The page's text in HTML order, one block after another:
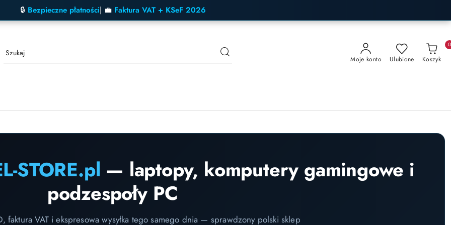
🔒 Bezpieczne płatności| 💼 Faktura VAT + KSeF 2026
Moje konto Ulubione Koszyk
0
STORE.pl — laptopy, komputery gamingowe i
podzespoły PC
faktura VAT i ekspresowa wysyłka tego samego dnia — sprawdzony polski sklep